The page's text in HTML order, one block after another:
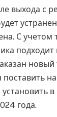
выхода с
С учетом
подходит
новый
установить
года.